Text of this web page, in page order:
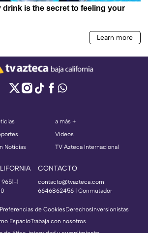
Noticias
a más +
Videos
TV Azteca Internacional
1
CONTACTO
contacto@tvazteca.com
6646862456 | Conmutador
de CookiesDerechosInversionistas
EspacioTrabaja con nosotros